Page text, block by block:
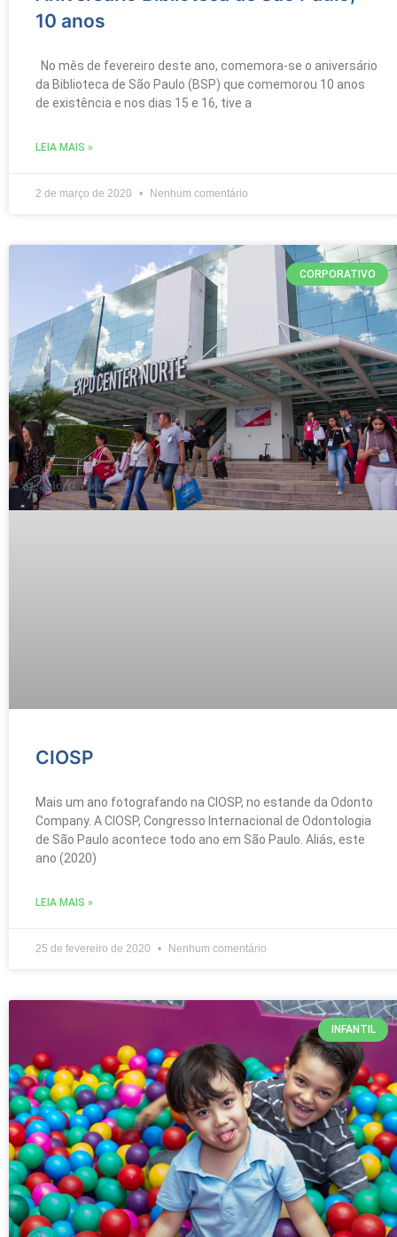
10 anos
No mês de fevereiro deste ano, comemora-se o aniversário
da Biblioteca de São Paulo (BSP) que comemorou 10 anos
de existência e nos dias 15 e 16, tive a
LEIA MAIS »
2 de março de 2020 Nenhum comentário
CORPORATIVO
CIOSP
Mais um ano fotografando na CIOSP, no estande da Odonto
Company. A CIOSP, Congresso Internacional de Odontologia
de São Paulo acontece todo ano em São Paulo. Aliás, este
ano (2020)
LEIA MAIS »
25 de fevereiro de 2020 Nenhum comentário
INFANTIL